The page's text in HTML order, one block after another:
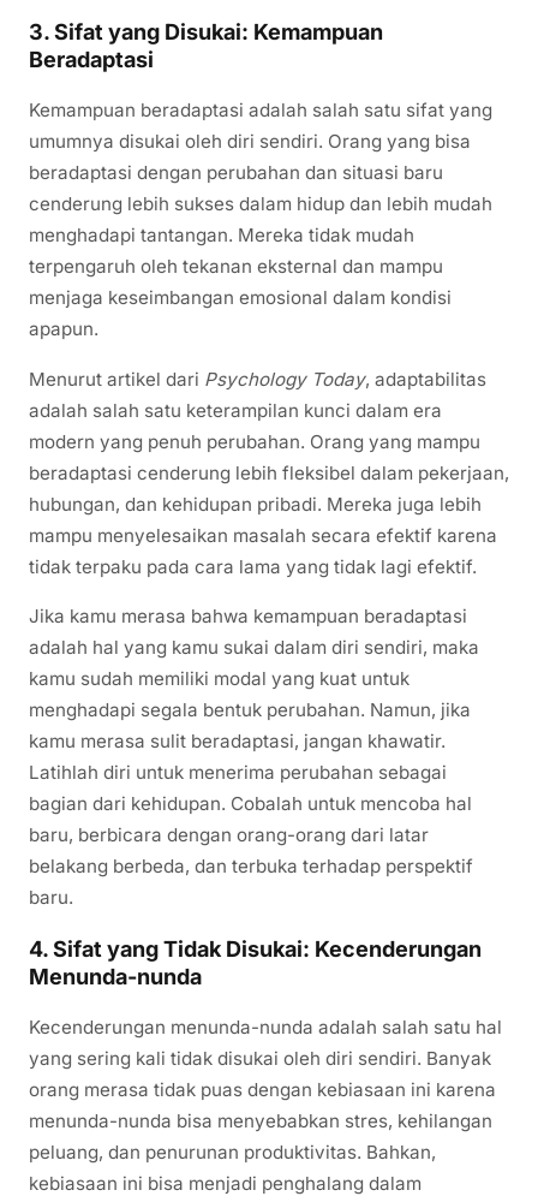
3. Sifat yang Disukai: Kemampuan
Beradaptasi
Kemampuan beradaptasi adalah salah satu sifat yang
umumnya disukai oleh diri sendiri. Orang yang bisa
beradaptasi dengan perubahan dan situasi baru
cenderung lebih sukses dalam hidup dan lebih mudah
menghadapi tantangan. Mereka tidak mudah
terpengaruh oleh tekanan eksternal dan mampu
menjaga keseimbangan emosional dalam kondisi
apapun.
Menurut artikel dari Psychology Today, adaptabilitas
adalah salah satu keterampilan kunci dalam era
modern yang penuh perubahan. Orang yang mampu
beradaptasi cenderung lebih fleksibel dalam pekerjaan,
hubungan, dan kehidupan pribadi. Mereka juga lebih
mampu menyelesaikan masalah secara efektif karena
tidak terpaku pada cara lama yang tidak lagi efektif.
Jika kamu merasa bahwa kemampuan beradaptasi
adalah hal yang kamu sukai dalam diri sendiri, maka
kamu sudah memiliki modal yang kuat untuk
menghadapi segala bentuk perubahan. Namun, jika
kamu merasa sulit beradaptasi, jangan khawatir.
Latihlah diri untuk menerima perubahan sebagai
bagian dari kehidupan. Cobalah untuk mencoba hal
baru, berbicara dengan orang-orang dari latar
belakang berbeda, dan terbuka terhadap perspektif
baru.
4. Sifat yang Tidak Disukai: Kecenderungan
Menunda-nunda
Kecenderungan menunda-nunda adalah salah satu hal
yang sering kali tidak disukai oleh diri sendiri. Banyak
orang merasa tidak puas dengan kebiasaan ini karena
menunda-nunda bisa menyebabkan stres, kehilangan
peluang, dan penurunan produktivitas. Bahkan,
kebiasaan ini bisa menjadi penghalang dalam